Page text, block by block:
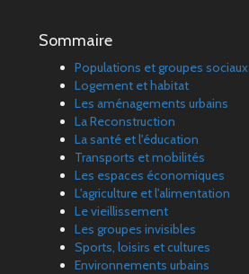
Sommaire
Populations et groupes sociaux
Logement et habitat
Les aménagements urbains
La Reconstruction
La santé et l'éducation
Transports et mobilités
Les espaces économiques
L'agriculture et l'alimentation
Le vieillissement
Les groupes invisibles
Sports, loisirs et cultures
Environnements urbains